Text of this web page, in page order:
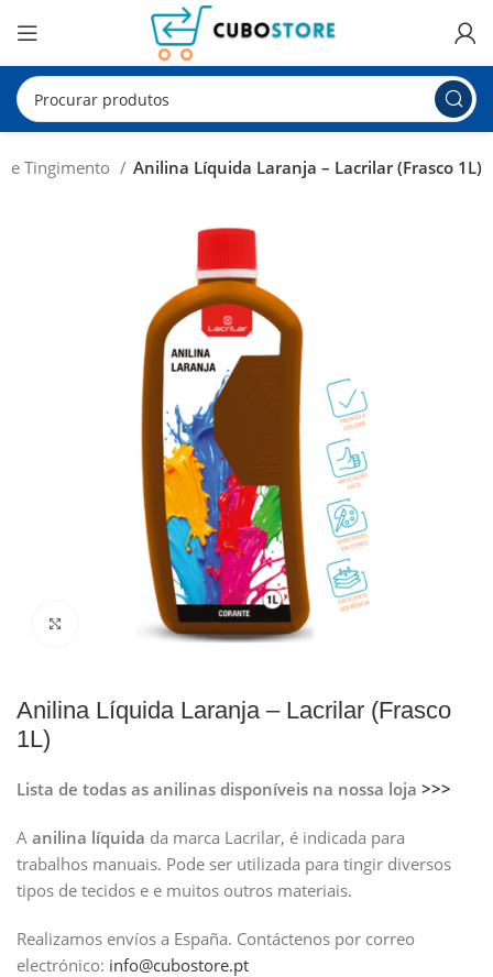
e Tingimento Anilina Líquida Laranja – Lacrilar (Frasco 1L)
Clique para ampliar
Anilina Líquida Laranja – Lacrilar (Frasco
1L)
Lista de todas as anilinas disponíveis na nossa loja>>>
Aanilina líquida da marca Lacrilar, é indicada para
trabalhos manuais. Pode ser utilizada para tingir diversos
tipos de tecidos e e muitos outros materiais.
Realizamos envíos a España. Contáctenos por correo
electrónico: info@cubostore.pt